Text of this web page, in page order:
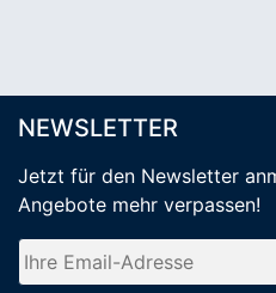
NEWSLETTER
Jetzt für den Newsletter
Angebote mehr verpassen!